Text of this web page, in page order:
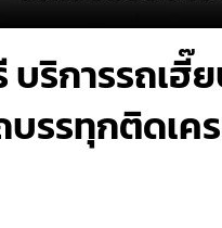
ริการรถเฮี๊
บรรทุกติดเค